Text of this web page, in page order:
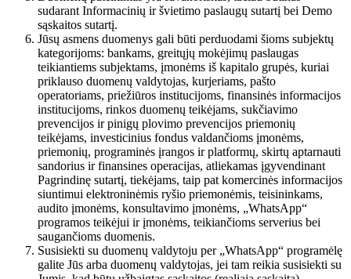
sudarant Informacinių ir švietimo paslaugų sutartį bei Demo
sąskaitos sutartį.
Jūsų asmens duomenys gali būti perduodami šioms subjektų
kategorijoms: bankams, greitųjų mokėjimų paslaugas
teikiantiems subjektams, įmonėms iš kapitalo grupės, kuriai
priklauso duomenų valdytojas, kurjeriams, pašto
operatoriams, priežiūros institucijoms, finansinės informacijos
institucijoms, rinkos duomenų teikėjams, sukčiavimo
prevencijos ir pinigų plovimo prevencijos priemonių
teikėjams, investicinius fondus valdančioms įmonėms,
priemonių, programinės įrangos ir platformų, skirtų aptarnauti
sandorius ir finansines operacijas, atliekamas įgyvendinant
Pagrindinę sutartį, tiekėjams, taip pat komercinės informacijos
siuntimui elektroninėmis ryšio priemonėmis, teisininkams,
audito įmonėms, konsultavimo įmonėms, „WhatsApp“
programos teikėjui ir įmonėms, teikiančioms serverius bei
saugančioms duomenis.
Susisiekti su duomenų valdytoju per „WhatsApp“ programėlę
galite Jūs arba duomenų valdytojas, jei tam reikia susisiekti su